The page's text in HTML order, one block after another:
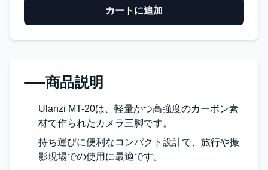
カートに追加
商品説明
Ulanzi MT-20は、軽量かつ高強度のカーボン素
材で作られたカメラ三脚です。
持ち運びに便利なコンパクト設計で、旅行や撮
影現場での使用に最適です。